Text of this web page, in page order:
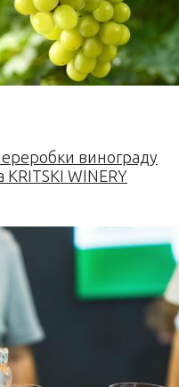
винограду
WINERY